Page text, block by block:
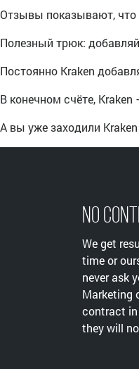
Отзывы показывают, что
Полезный трюк:
Постоянно Kraken
В конечном счёте,
А вы уже заходили
No
We get
time or
never ask
Marketing
contract in
they will